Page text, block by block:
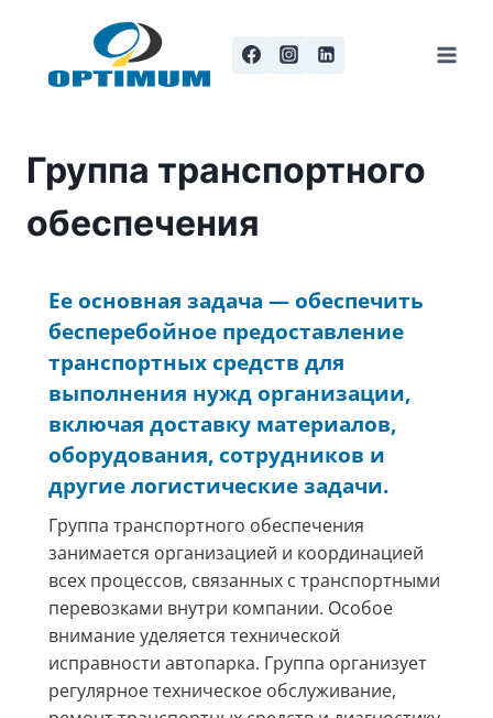
содержанию
Группа транспортного
обеспечения
Ее основная задача — обеспечить
бесперебойное предоставление
транспортных средств для
выполнения нужд организации,
включая доставку материалов,
оборудования, сотрудников и
другие логистические задачи.
Группа транспортного обеспечения
занимается организацией и координацией
всех процессов, связанных с транспортными
перевозками внутри компании. Особое
внимание уделяется технической
исправности автопарка. Группа организует
регулярное техническое обслуживание,